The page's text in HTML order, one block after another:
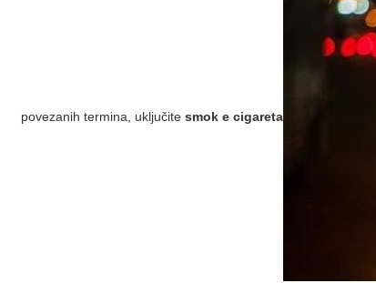
povezanih termina, uključitesmok e cigareta